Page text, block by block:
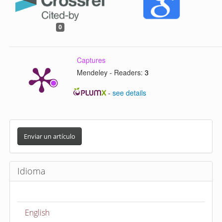
0
Captures
Mendeley - Readers:3
-see details
E
v
i
a
Enviar un artículo
Idioma
English